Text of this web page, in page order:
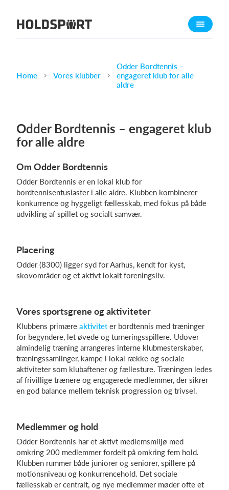
Om Holdsport
Karriere
Kalender
Hjemmeside
Webshop
Billetsystem
Log på
Home Vores klubber
Odder Bordtennis –
engageret klub for alle
aldre
Odder Bordtennis – engageret klub
for alle aldre
Om Odder Bordtennis
Odder Bordtennis er en lokal klub for
bordtennisentusiaster i alle aldre. Klubben kombinerer
konkurrence og hyggeligt fællesskab, med fokus på både
udvikling af spillet og socialt samvær.
Placering
Odder (8300) ligger syd for Aarhus, kendt for kyst,
skovområder og et aktivt lokalt foreningsliv.
Vores sportsgrene og aktiviteter
Klubbens primære aktiviteter bordtennis med træninger
for begyndere, let øvede og turneringsspillere. Udover
almindelig træning arrangeres interne klubmesterskaber,
træningssamlinger, kampe i lokal række og sociale
aktiviteter som klubaftener og fællesture. Træningen ledes
af frivillige trænere og engagerede medlemmer, der sikrer
en god balance mellem teknisk progression og trivsel.
Medlemmer og hold
Odder Bordtennis har et aktivt medlemsmiljø med
omkring 200 medlemmer fordelt på omkring fem hold.
Klubben rummer både juniorer og seniorer, spillere på
motionsniveau og konkurrencehold. Det sociale
fællesskab er centralt, og nye medlemmer møder ofte et